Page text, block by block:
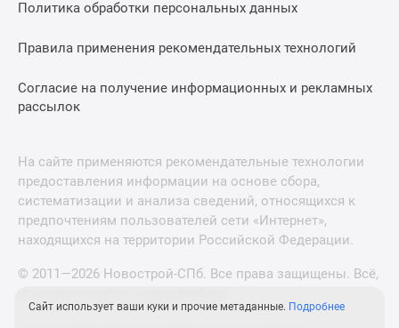
Политика обработки персональных данных
Правила применения рекомендательных технологий
Согласие на получение информационных и рекламных
рассылок
На сайте применяются рекомендательные технологии
предоставления информации на основе сбора,
систематизации и анализа сведений, относящихся к
предпочтениям пользователей сети «Интернет»,
находящихся на территории Российской Федерации.
© 2011—2026 Новострой-СПб. Все права защищены. Всё,
Сайт использует ваши куки и прочие метаданные. Подробнее